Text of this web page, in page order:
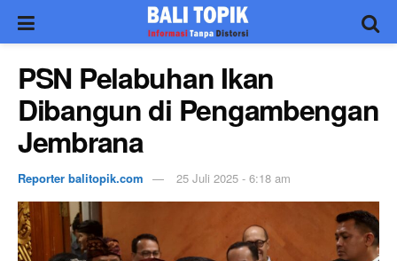
PSN Pelabuhan Ikan
Dibangun di Pengambengan
Jembrana
Reporter balitopik.com 25 Juli 2025 - 6:18 am